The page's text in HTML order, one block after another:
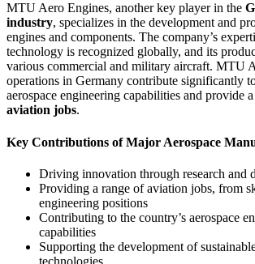
MTU Aero Engines, another key player in the
industry, specializes in the development and
engines and components. The company’s
technology is recognized globally, and its
various commercial and military aircraft. MTU
operations in Germany contribute significantly
aerospace engineering capabilities and provide
aviation jobs.
Key Contributions of Major Aerospace
Driving innovation through research and
Providing a range of aviation jobs, from
engineering positions
Contributing to the country’s aerospace
capabilities
Supporting the development of
technologies